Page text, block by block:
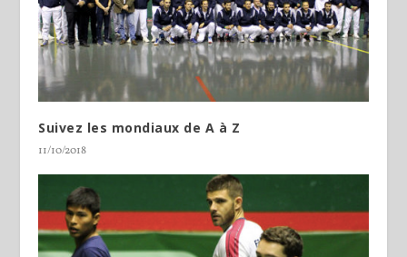
Suivez les mondiaux de A à Z
11/10/2018